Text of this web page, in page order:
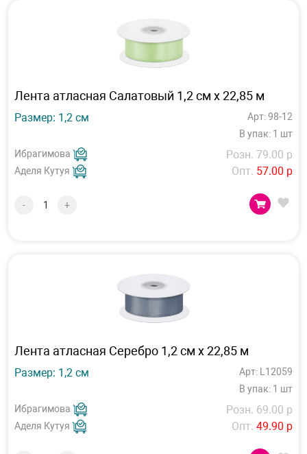
Лента атласная Салатовый 1,2 см х 22,85 м
Размер: 1,2 см
Арт: 98-12
В упак: 1 шт
Ибрагимова
Аделя Кутуя
Розн. 79.00 р
Опт. 57.00 р
- +
Лента атласная Серебро 1,2 см х 22,85 м
Размер: 1,2 см
Арт: L12059
В упак: 1 шт
Ибрагимова
Аделя Кутуя
Розн. 69.00 р
Опт. 49.90 р